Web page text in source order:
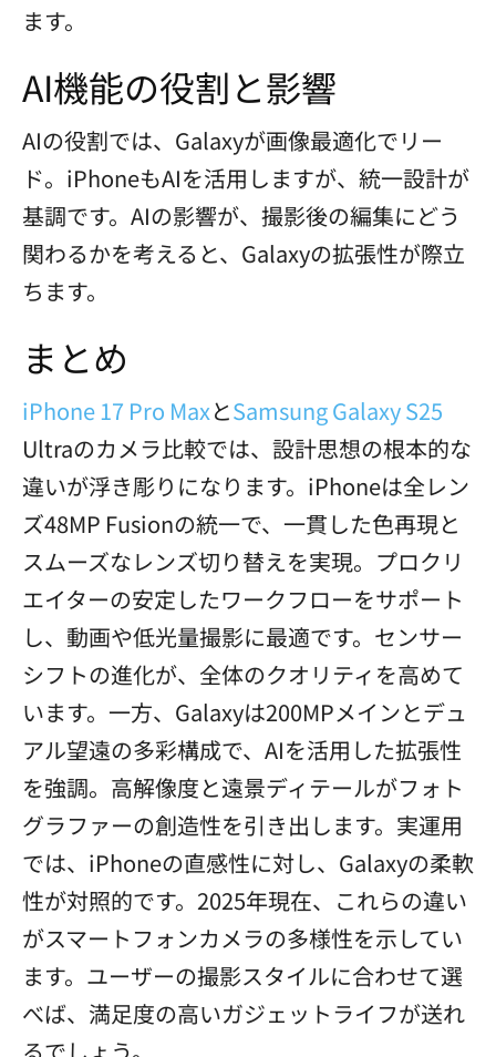
ます。
AI機能の役割と影響
AIの役割では、Galaxyが画像最適化でリー
ド。iPhoneもAIを活用しますが、統一設計が
基調です。AIの影響が、撮影後の編集にどう
関わるかを考えると、Galaxyの拡張性が際立
ちます。
まとめ
iPhone 17 Pro MaxとSamsung Galaxy S25
Ultraのカメラ比較では、設計思想の根本的な
違いが浮き彫りになります。iPhoneは全レン
ズ48MP Fusionの統一で、一貫した色再現と
スムーズなレンズ切り替えを実現。プロクリ
エイターの安定したワークフローをサポート
し、動画や低光量撮影に最適です。センサー
シフトの進化が、全体のクオリティを高めて
います。一方、Galaxyは200MPメインとデュ
アル望遠の多彩構成で、AIを活用した拡張性
を強調。高解像度と遠景ディテールがフォト
グラファーの創造性を引き出します。実運用
では、iPhoneの直感性に対し、Galaxyの柔軟
性が対照的です。2025年現在、これらの違い
がスマートフォンカメラの多様性を示してい
ます。ユーザーの撮影スタイルに合わせて選
べば、満足度の高いガジェットライフが送れ